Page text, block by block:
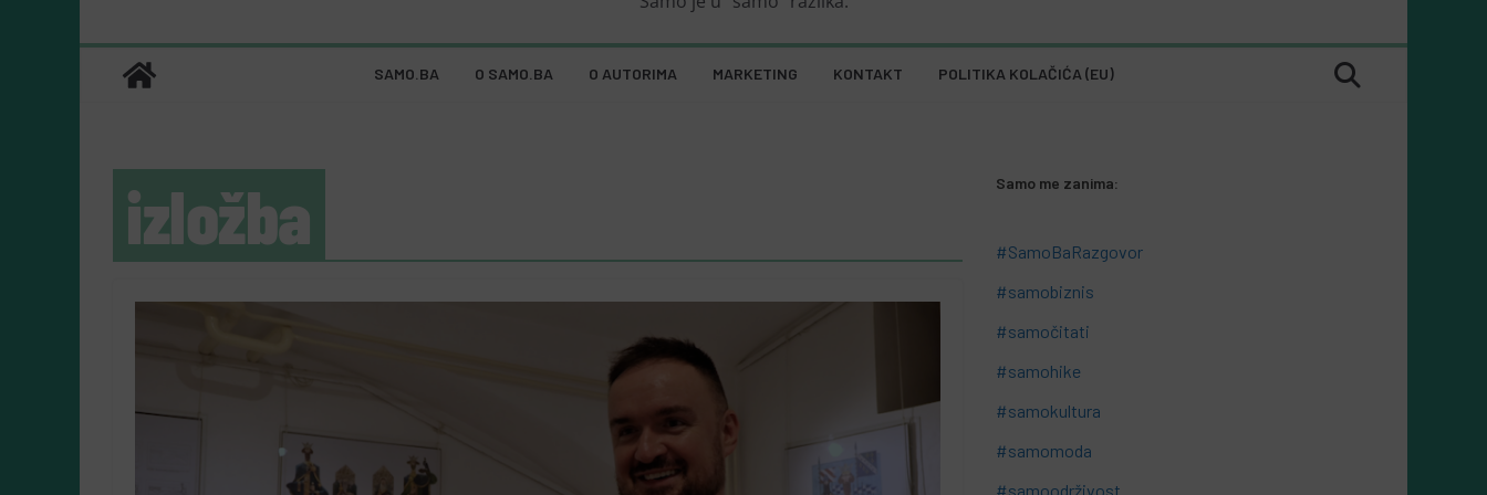
SAMO.BA O SAMO.BA O AUTORIMA MARKETING KONTAKT POLITIKA KOLAČIĆA (EU)
izložba Samo me zanima:
#SamoBaRazgovor
#samobiznis
#samočitati
#samohike
#samokultura
#samomoda
#samoodrživost